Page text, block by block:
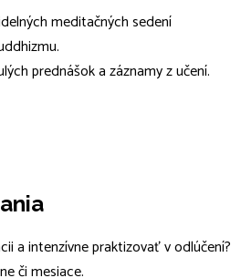
meditačných sedení
prednášok a záznamy z učení.
a intenzívne praktizovať v odlúčení?
či mesiace.